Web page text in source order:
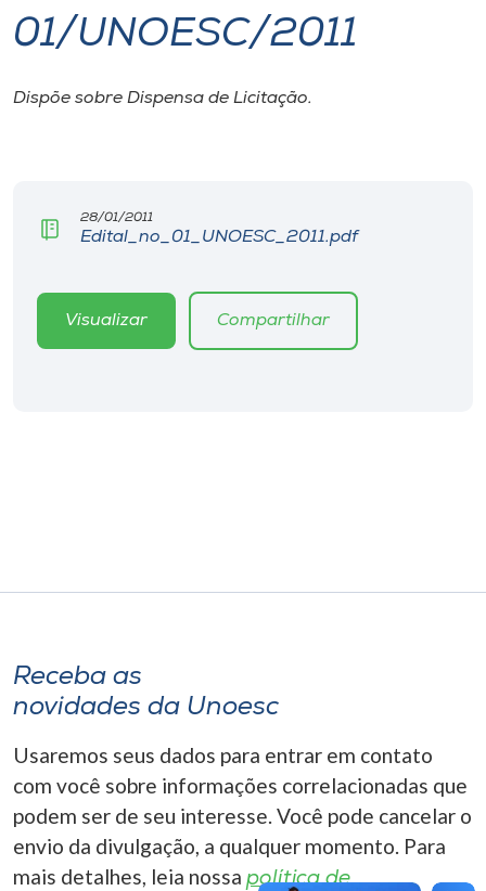
I.nova
Diplomados
CPA
Biblioteca
Store
Selecione
o idioma
01/UNOESC/2011
Dispõe sobre Dispensa de Licitação.
28/01/2011
Edital_no_01_UNOESC_2011.pdf
Visualizar Compartilhar
Receba as
novidades da Unoesc
Usaremos seus dados para entrar em contato
com você sobre informações correlacionadas que
podem ser de seu interesse. Você pode cancelar o
envio da divulgação, a qualquer momento. Para
mais detalhes, leia nossa política de